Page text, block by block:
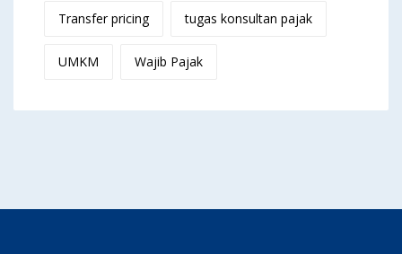
Transfer pricing tugas konsultan pajak
UMKM Wajib Pajak